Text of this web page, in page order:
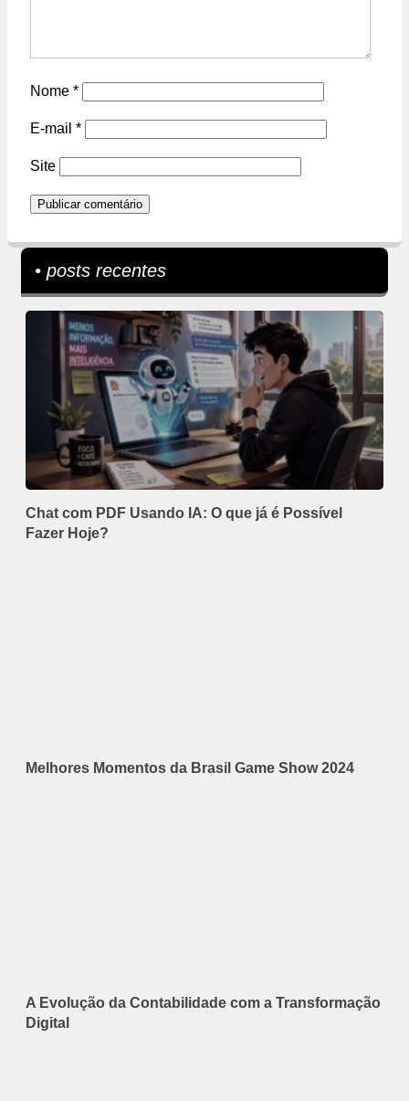
Nome *
E-mail *
Site
• posts recentes
Chat com PDF Usando IA: O que já é Possível
Fazer Hoje?
Melhores Momentos da Brasil Game Show 2024
A Evolução da Contabilidade com a Transformação
Digital